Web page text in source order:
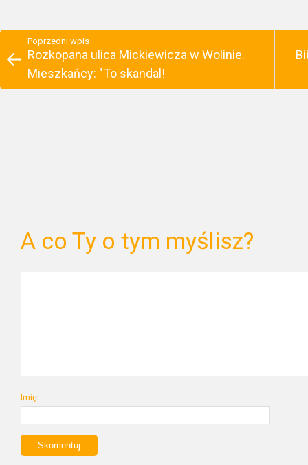
Poprzedni wpis
Rozkopana ulica Mickiewicza w Wolinie.
Mieszkańcy: "To skandal!
A co Ty o tym myślisz?
Imię